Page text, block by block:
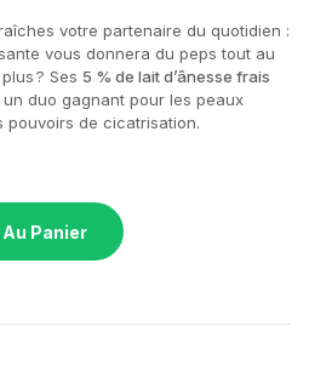
votre partenaire du quotidien :
vous donnera du peps tout au
? Ses 5 % de lait d’ânesse frais
un duo gagnant pour les peaux
pouvoirs de cicatrisation.
Panier